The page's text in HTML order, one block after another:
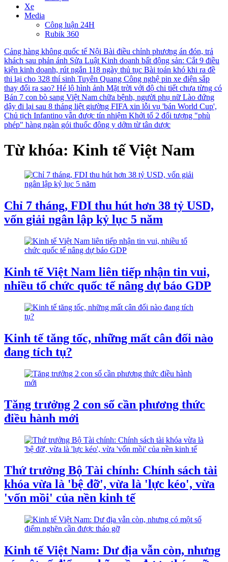
Xe
Media
Công luận 24H
Rubik 360
Cảng hàng không quốc tế Nội Bài điều chỉnh phương án đón, trả
khách sau phản ánh Sửa Luật Kinh doanh bất động sản: Cắt 9 điều
kiện kinh doanh, rút ngắn 118 ngày thủ tục Bài toán khó khi ra đề
thi lại cho 328 thí sinh Tuyên Quang Công nghệ pin xe điện sắp
thay đổi ra sao? Hé lộ hình ảnh Mặt trời với độ chi tiết chưa từng có
Bán 7 con bò sang Việt Nam chữa bệnh, người phụ nữ Lào đứng
dậy đi lại sau 8 tháng liệt giường FIFA xin lỗi vụ 'bán World Cup',
Chủ tịch Infantino vẫn được tín nhiệm Khởi tố 2 đối tượng "phù
phép" hàng ngàn gói thuốc đông y dởm từ tân dược
Từ khóa: Kinh tế Việt Nam
Chỉ 7 tháng, FDI thu hút hơn 38 tỷ USD,
vốn giải ngân lập kỷ lục 5 năm
Kinh tế Việt Nam liên tiếp nhận tin vui,
nhiều tổ chức quốc tế nâng dự báo GDP
Kinh tế tăng tốc, những mất cân đối nào
đang tích tụ?
Tăng trưởng 2 con số cần phương thức
điều hành mới
Thứ trưởng Bộ Tài chính: Chính sách tài
khóa vừa là 'bệ đỡ', vừa là 'lực kéo', vừa
'vốn mồi' của nền kinh tế
Kinh tế Việt Nam: Dư địa vẫn còn, nhưng